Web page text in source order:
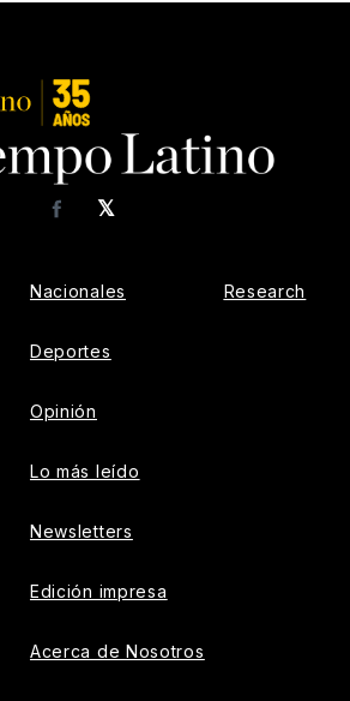
𝕏
Facebook
Nacionales
Deportes
Opinión
Lo más leído
Newsletters
Edición impresa
Acerca de Nosotros
Research